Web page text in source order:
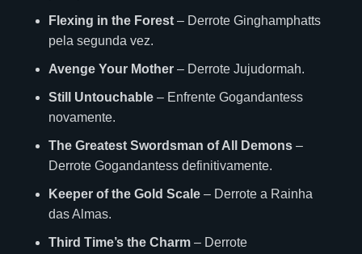
Flexing in the Forest – Derrote Ginghamphatts
pela segunda vez.
Avenge Your Mother – Derrote Jujudormah.
Still Untouchable – Enfrente Gogandantess
novamente.
The Greatest Swordsman of All Demons –
Derrote Gogandantess definitivamente.
Keeper of the Gold Scale – Derrote a Rainha
das Almas.
Third Time’s the Charm – Derrote